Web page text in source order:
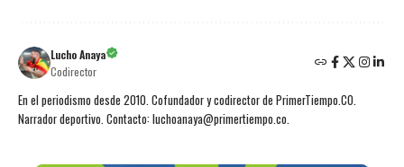
Lucho Anaya
Codirector
En el periodismo desde 2010. Cofundador y codirector de PrimerTiempo.CO.
Narrador deportivo. Contacto: luchoanaya@primertiempo.co.